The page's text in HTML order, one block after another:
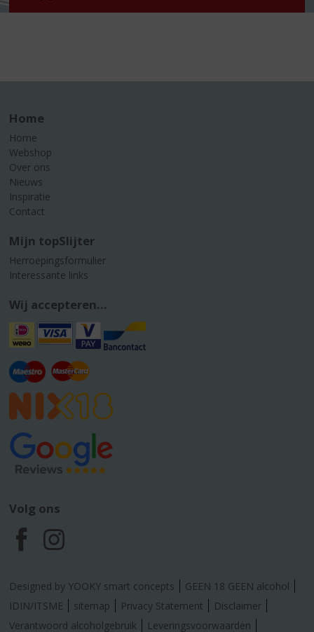
Home
Home
Webshop
Over ons
Nieuws
Inspiratie
Contact
Mijn topSlijter
Herroepingsformulier
Interessante links
Wij accepteren...
Volg ons
F
a
c
I
n
s
Designed by YOOKY smart concepts
GEEN 18 GEEN alcohol
IDIN/ITSME
sitemap Privacy Statement
Disclaimer
Verantwoord alcoholgebruik
Leveringsvoorwaarden